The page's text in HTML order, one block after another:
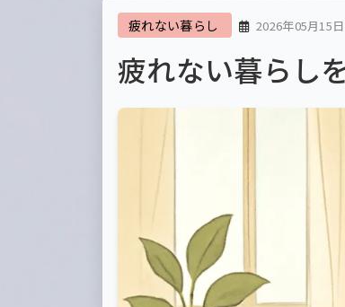
疲れない暮らし 2026年05月15日
疲れない暮らし